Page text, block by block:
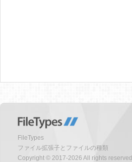
FileTypes
ファイル拡張子とファイルの種類
Copyright © 2017-2026 All rights reserved